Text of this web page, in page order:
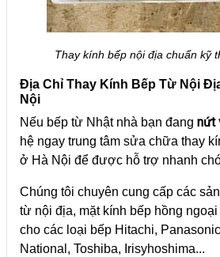
Thay kính bếp nội địa chuẩn kỹ
Địa Chỉ Thay Kính Bếp Từ Nội
Nội
Nếu bếp từ Nhật nhà bạn đang nứt
hệ ngay trung tâm sửa chữa thay
ở Hà Nội để được hỗ trợ nhanh
Chúng tôi chuyên cung cấp các
từ nội địa, mặt kính bếp hồng
cho các loại bếp Hitachi,
National, Toshiba, Irisyhoshima...